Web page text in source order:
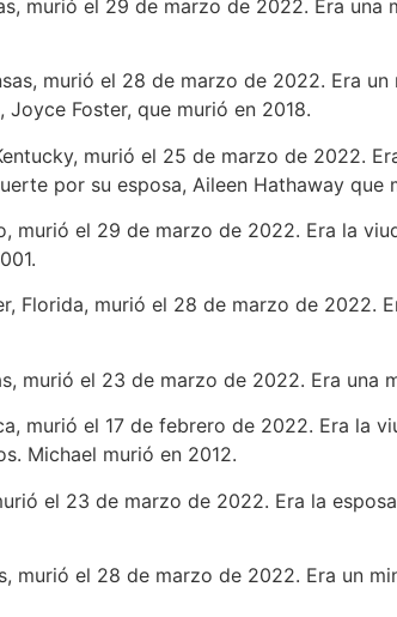
murió el 29 de marzo de 2022. Era
murió el 28 de marzo de 2022. Era
Foster, que murió en 2018.
murió el 25 de marzo de 2022.
por su esposa, Aileen Hathaway que
murió el 29 de marzo de 2022. Era la
Florida, murió el 28 de marzo de 2022.
murió el 23 de marzo de 2022. Era una
murió el 17 de febrero de 2022. Era la
Michael murió en 2012.
el 23 de marzo de 2022. Era la
murió el 28 de marzo de 2022. Era un